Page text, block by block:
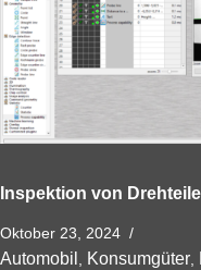
Inspektion von
Oktober 23, 2024
Automobil , Konsumgüter,